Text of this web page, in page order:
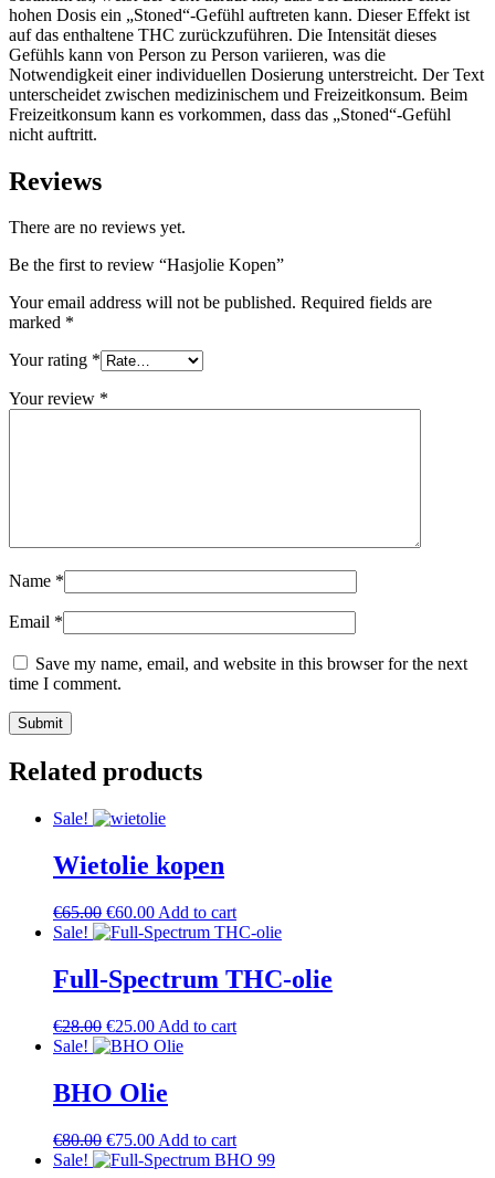
hohen Dosis ein „Stoned“-Gefühl auftreten kann. Dieser Effekt ist
auf das enthaltene THC zurückzuführen. Die Intensität dieses
Gefühls kann von Person zu Person variieren, was die
Notwendigkeit einer individuellen Dosierung unterstreicht. Der Text
unterscheidet zwischen medizinischem und Freizeitkonsum. Beim
Freizeitkonsum kann es vorkommen, dass das „Stoned“-Gefühl
nicht auftritt.
Reviews
There are no reviews yet.
Be the first to review “Hasjolie Kopen”
Your email address will not be published. Required fields are
marked *
Your rating *
Your review *
Name *
Email *
Save my name, email, and website in this browser for the next
time I comment.
Related products
Sale!
Wietolie kopen
€65.00 Original
price
€65.00.
€60.00Current
price
€60.00.
Add to cart
Sale!
Full-Spectrum THC-olie
€28.00 Original
price
€28.00.
€25.00Current
price
€25.00.
Add to cart
Sale!
BHO Olie
€80.00 Original
price
€75.00Current
price
Add to cart
Sale!